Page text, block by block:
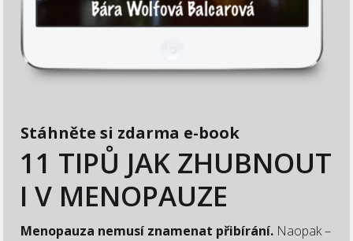
Stáhněte si zdarma e-book
11 TIPŮ JAK ZHUBNOUT
I V MENOPAUZE
Menopauza nemusí znamenat přibírání. Naopak –